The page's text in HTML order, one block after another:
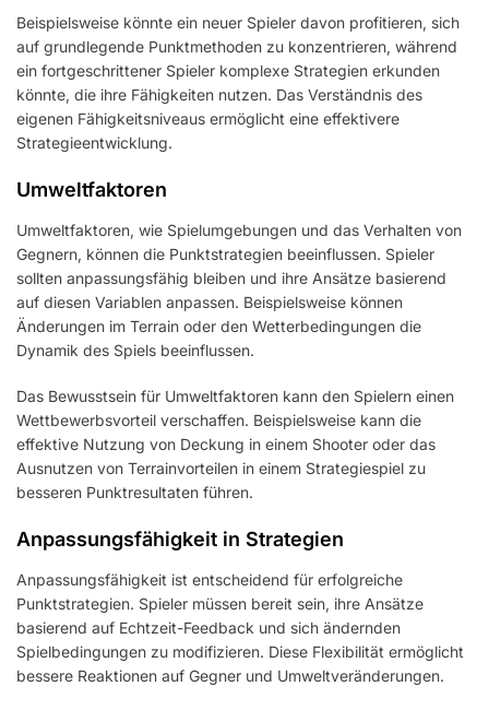
Beispielsweise könnte ein neuer Spieler davon profitieren, sich
auf grundlegende Punktmethoden zu konzentrieren, während
ein fortgeschrittener Spieler komplexe Strategien erkunden
könnte, die ihre Fähigkeiten nutzen. Das Verständnis des
eigenen Fähigkeitsniveaus ermöglicht eine effektivere
Strategieentwicklung.
Umweltfaktoren
Umweltfaktoren, wie Spielumgebungen und das Verhalten von
Gegnern, können die Punktstrategien beeinflussen. Spieler
sollten anpassungsfähig bleiben und ihre Ansätze basierend
auf diesen Variablen anpassen. Beispielsweise können
Änderungen im Terrain oder den Wetterbedingungen die
Dynamik des Spiels beeinflussen.
Das Bewusstsein für Umweltfaktoren kann den Spielern einen
Wettbewerbsvorteil verschaffen. Beispielsweise kann die
effektive Nutzung von Deckung in einem Shooter oder das
Ausnutzen von Terrainvorteilen in einem Strategiespiel zu
besseren Punktresultaten führen.
Anpassungsfähigkeit in Strategien
Anpassungsfähigkeit ist entscheidend für erfolgreiche
Punktstrategien. Spieler müssen bereit sein, ihre Ansätze
basierend auf Echtzeit-Feedback und sich ändernden
Spielbedingungen zu modifizieren. Diese Flexibilität ermöglicht
bessere Reaktionen auf Gegner und Umweltveränderungen.